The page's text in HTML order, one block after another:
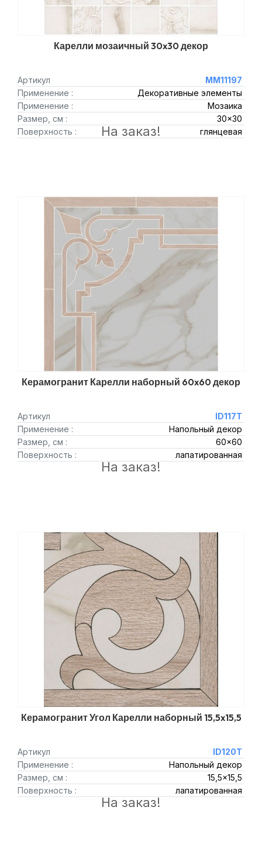
Карелли мозаичный 30x30 декор
Артикул
MM11197
Применение :
Декоративные элементы
Применение :
Мозаика
Размер, см :
30x30
Поверхность :
глянцевая
На заказ!
Керамогранит Карелли наборный 60x60 декор
Артикул
ID117T
Применение :
Напольный декор
Размер, см :
60x60
Поверхность :
лапатированная
На заказ!
Керамогранит Угол Карелли наборный 15,5x15,5
Артикул
ID120T
Применение :
Напольный декор
Размер, см :
15,5x15,5
Поверхность :
лапатированная
На заказ!